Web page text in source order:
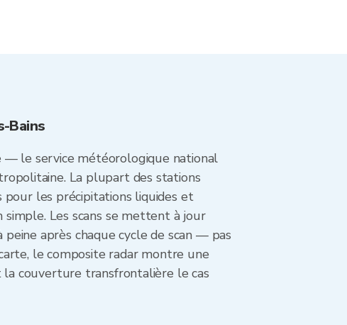
Bains
— le service météorologique national
La plupart des stations
les précipitations liquides et
Les scans se mettent à jour
après chaque cycle de scan — pas
le composite radar montre une
la couverture transfrontalière le cas